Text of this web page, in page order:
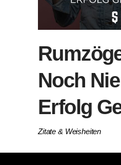
Noch
Erfolg
Zitate & Weisheiten